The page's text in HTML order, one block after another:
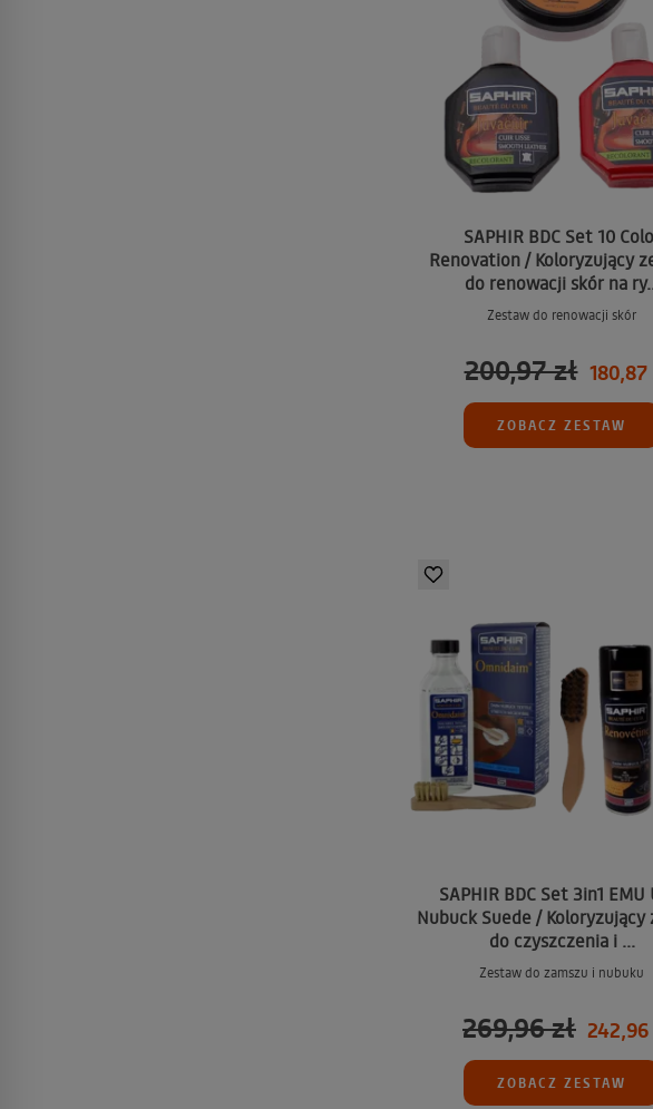
SAPHIR BDC Set 10
Renovation / Koloryzujący
do renowacji skór na
Zestaw do renowacji skór
200,97 zł 180,87
ZOBACZ ZESTAW
SAPHIR BDC Set 3in1 EMU
Nubuck Suede / Koloryzujący
do czyszczenia i ...
Zestaw do zamszu i nubuku
269,96 zł 242,96
ZOBACZ ZESTAW